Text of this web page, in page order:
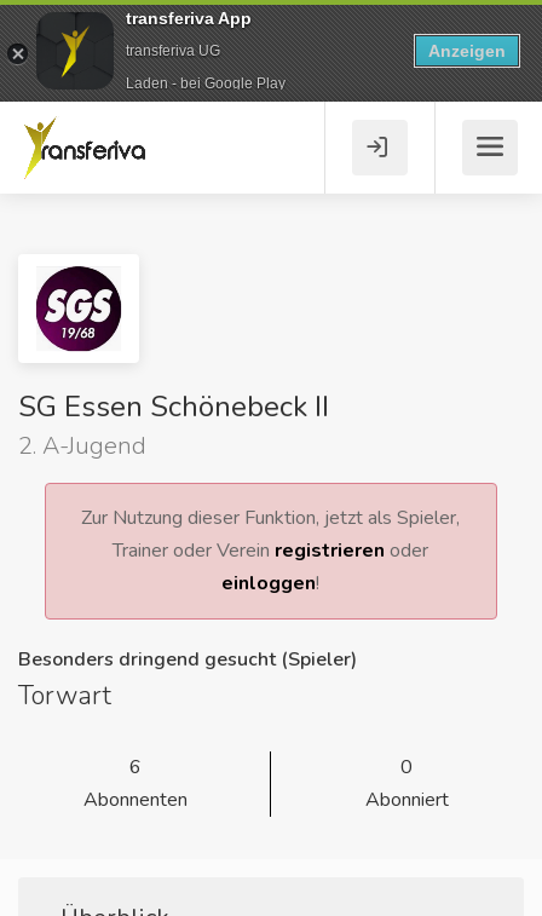
SG Essen Schönebeck II
2. A-Jugend
Zur Nutzung dieser Funktion, jetzt als Spieler,
Trainer oder Verein registrieren oder
einloggen!
Besonders dringend gesucht (Spieler)
Torwart
6
Abonnenten
0
Abonniert
transferiva App
transferiva UG
Laden - bei Google Play
Anzeigen